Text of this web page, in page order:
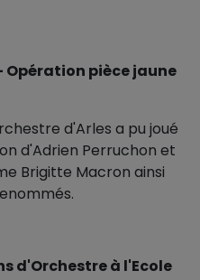
Opération pièce jaune
d'Arles a pu joué
d'Adrien Perruchon et
Brigitte Macron ainsi
d'Orchestre à l'Ecole